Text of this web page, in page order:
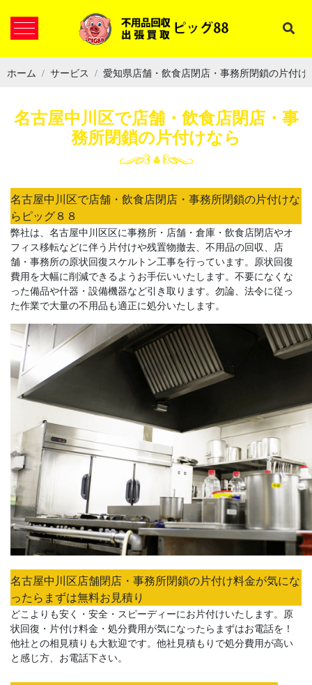
ホーム サービス 愛知県店舗・飲食店閉店・事務所閉鎖の片付け
名古屋中川区で店舗・飲食店閉店・事
務所閉鎖の片付けなら
名古屋中川区で店舗・飲食店閉店・事務所閉鎖の片付けな
らピッグ８８
弊社は、名古屋中川区区に事務所・店舗・倉庫・飲食店閉店やオ
フィス移転などに伴う片付けや残置物撤去、不用品の回収、店
舗・事務所の原状回復スケルトン工事を行っています。原状回復
費用を大幅に削減できるようお手伝いいたします。不要になくな
った備品や什器・設備機器など引き取ります。勿論、法令に従っ
た作業で大量の不用品も適正に処分いたします。
名古屋中川区店舗閉店・事務所閉鎖の片付け料金が気にな
ったらまずは無料お見積り
どこよりも安く・安全・スピーディーにお片付けいたします。原
状回復・片付け料金・処分費用が気になったらまずはお電話を！
他社との相見積りも大歓迎です。他社見積もりで処分費用が高い
と感じ方、お電話下さい。